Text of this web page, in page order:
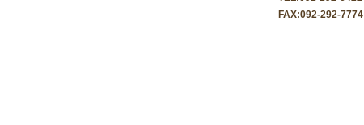
FAX:092-292-7774